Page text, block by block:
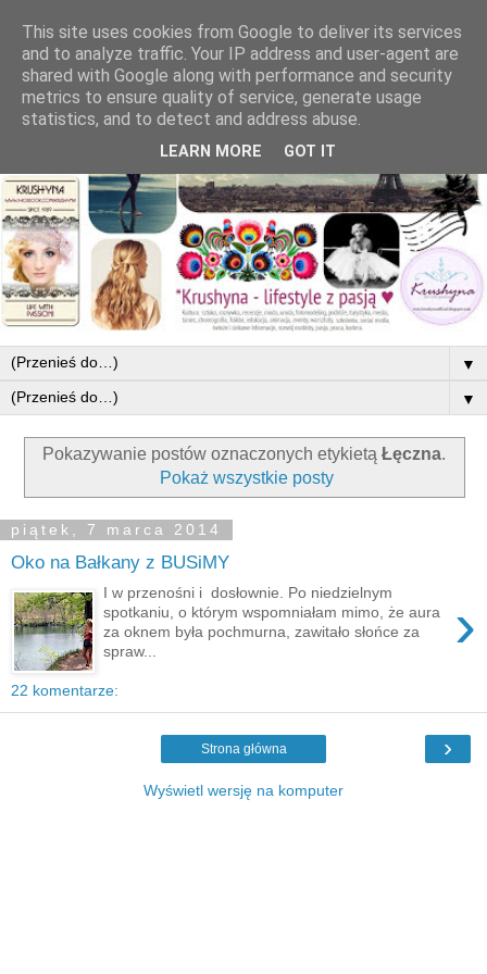
▼
▼
Pokazywanie postów oznaczonych etykietą Łęczna.
Pokaż wszystkie posty
piątek, 7 marca 2014
Oko na Bałkany z BUSiMY
›
I w przenośni i dosłownie. Po niedzielnym
spotkaniu, o którym wspomniałam mimo, że aura
za oknem była pochmurna, zawitało słońce za
spraw...
22 komentarze:
›
Strona główna
Wyświetl wersję na komputer
This site uses cookies from Google to deliver its services
and to analyze traffic. Your IP address and user-agent are
shared with Google along with performance and security
metrics to ensure quality of service, generate usage
statistics, and to detect and address abuse.
LEARN MORE GOT IT